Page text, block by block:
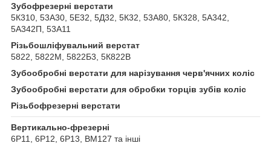
Зубофрезерні верстати
5К310, 53А30, 5Е32, 5Д32, 5К32, 53А80, 5К328, 5А342,
5А342П, 53А11
Різьбошліфувальний верстат
5822, 5822М, 5822Б3, 5К822В
Зубообробні верстати для нарізування черв'ячних коліс
Зубообробні верстати для обробки торців зубів коліс
Різьбофрезерні верстати
Вертикально-фрезерні
6Р11, 6Р12, 6Р13, ВМ127 та інші